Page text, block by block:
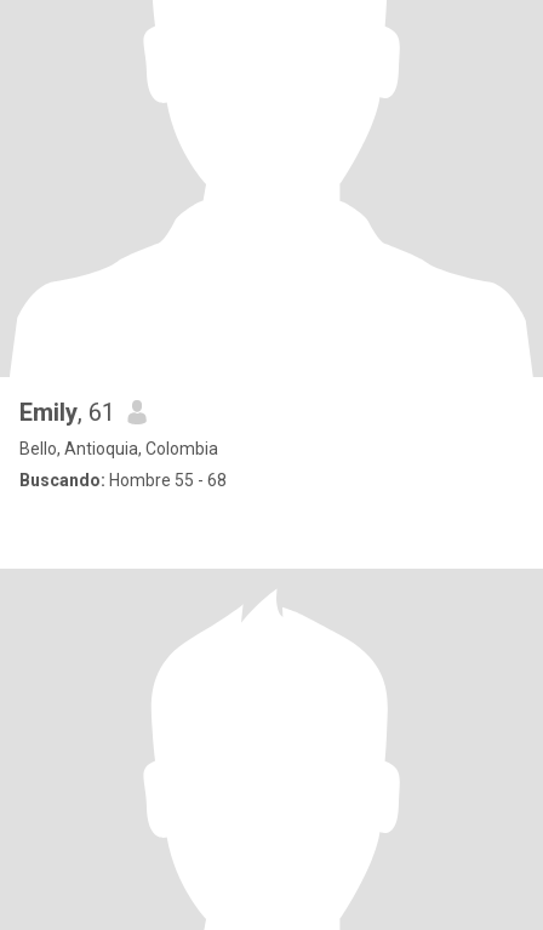
Emily, 61
Bello, Antioquia, Colombia
Buscando: Hombre 55 - 68